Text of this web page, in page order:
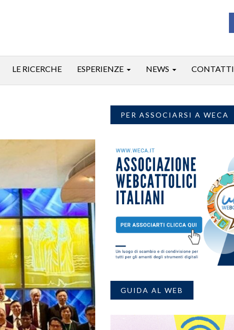
LE RICERCHE ESPERIENZE NEWS CONTATTI
PER ASSOCIARSI A WECA
GUIDA AL WEB